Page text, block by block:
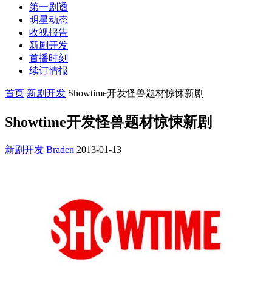
第一剧透
明星动态
收视报告
新剧开发
首播时刻
续订情报
首页 新剧开发 Showtime开发怪兽题材惊悚新剧
Showtime开发怪兽题材惊悚新剧
新剧开发 Braden 2013-01-13